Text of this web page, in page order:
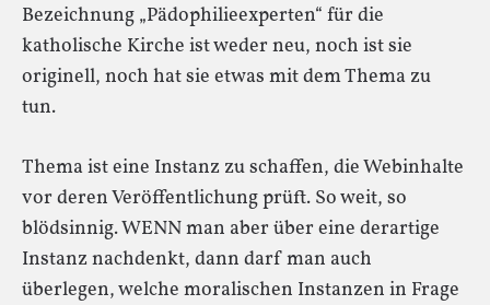
Bezeichnung „Pädophilieexperten“ für die
katholische Kirche ist weder neu, noch ist sie
originell, noch hat sie etwas mit dem Thema zu
tun.
Thema ist eine Instanz zu schaffen, die Webinhalte
vor deren Veröffentlichung prüft. So weit, so
blödsinnig. WENN man aber über eine derartige
Instanz nachdenkt, dann darf man auch
überlegen, welche moralischen Instanzen in Frage